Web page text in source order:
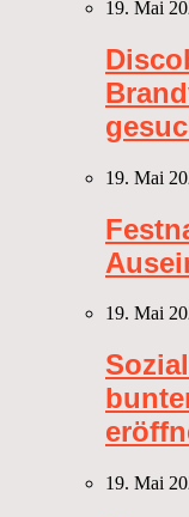
19. Mai
19. Mai
19. Mai
19. Mai